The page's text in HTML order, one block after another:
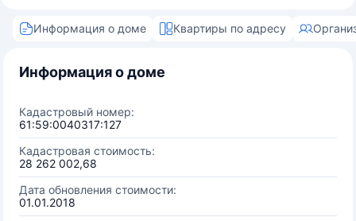
Информация о доме Квартиры по адресу
Информация о доме
Кадастровый номер:
61:59:0040317:127
Кадастровая стоимость:
28 262 002,68
Дата обновления стоимости:
01.01.2018